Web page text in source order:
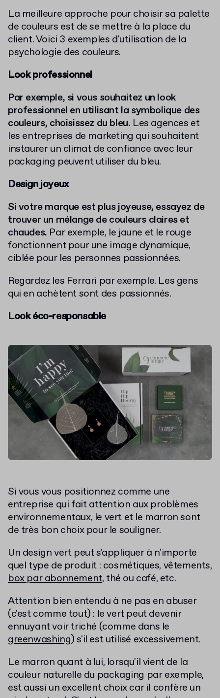
La meilleure approche pour choisir sa palette
de couleurs est de se mettre à la place du
client. Voici 3 exemples d'utilisation de la
psychologie des couleurs.
Look professionnel
Par exemple, si vous souhaitez un look
professionnel en utilisant la symbolique des
couleurs, choisissez du bleu. Les agences et
les entreprises de marketing qui souhaitent
instaurer un climat de confiance avec leur
packaging peuvent utiliser du bleu.
Design joyeux
Si votre marque est plus joyeuse, essayez de
trouver un mélange de couleurs claires et
chaudes. Par exemple, le jaune et le rouge
fonctionnent pour une image dynamique,
ciblée pour les personnes passionnées.
Regardez les Ferrari par exemple. Les gens
qui en achètent sont des passionnés.
Look éco-responsable
Si vous vous positionnez comme une
entreprise qui fait attention aux problèmes
environnementaux, le vert et le marron sont
de très bon choix pour le souligner.
Un design vert peut s'appliquer à n'importe
quel type de produit : cosmétiques, vêtements,
box par abonnement, thé ou café, etc.
Attention bien entendu à ne pas en abuser
(c'est comme tout) : le vert peut devenir
ennuyant voir triché (comme dans le
greenwashing) s'il est utilisé excessivement.
Le marron quant à lui, lorsqu'il vient de la
couleur naturelle du packaging par exemple,
est aussi un excellent choix car il confère un